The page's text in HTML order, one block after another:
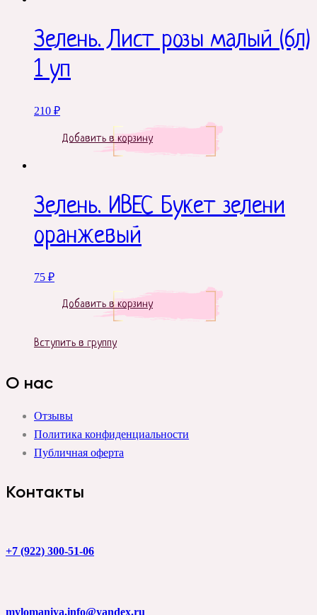
Зелень. Лист розы малый (6л)
1 уп
210 ₽
Добавить в корзину
Зелень. ИВЕС Букет зелени
оранжевый
75 ₽
Добавить в корзину
Вступить в группу
О нас
Отзывы
Политика конфиденциальности
Публичная оферта
Контакты
+7 (922) 300-51-06
mylomaniya.info@yandex.ru